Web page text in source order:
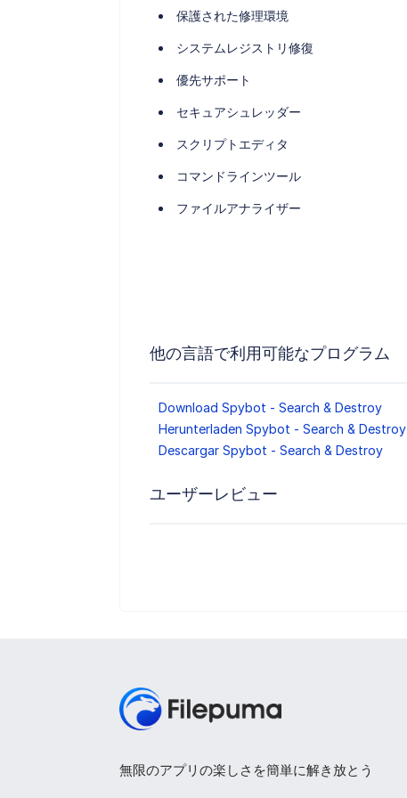
保護された修理環境
システムレジストリ修復
優先サポート
セキュアシュレッダー
スクリプトエディタ
コマンドラインツール
ファイルアナライザー
他の言語で利用可能なプログラム
Download Spybot - Search & Destroy
Herunterladen Spybot - Search & Destroy
Descargar Spybot - Search & Destroy
ユーザーレビュー
無限のアプリの楽しさを簡単に解き放とう